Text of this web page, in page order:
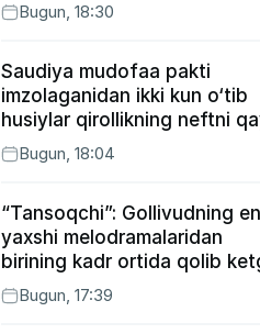
Bugun, 18:30
Saudiya mudofaa pakti
imzolaganidan ikki kun o‘tib
husiylar qirollikning neftni
ishlash zavodiga hujum qildi
Bugun, 18:04
“Tansoqchi”: Gollivudning
yaxshi melodramalaridan
birining kadr ortida qolib
voqealari
Bugun, 17:39